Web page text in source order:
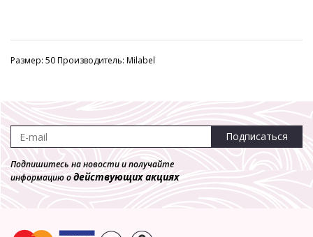
Размер: 50 Производитель: Milabel
Подписаться
Подпишитесь на новости и получайте
информацию одействующих акциях